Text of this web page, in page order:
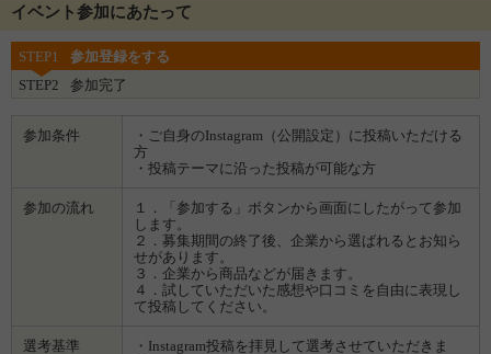
イベント参加にあたって
STEP1
参加登録をする
STEP2
参加完了
参加条件
・ご自身のInstagram（公開設定）に投稿いただける
方
・投稿テーマに沿った投稿が可能な方
参加の流れ
１．「参加する」ボタンから画面にしたがって参加
します。
２．募集期間の終了後、企業から選ばれるとお知ら
せがあります。
３．企業から商品などが届きます。
４．試していただいた感想や口コミを自由に表現し
て投稿してください。
選考基準
・Instagram投稿を拝見して選考させていただきま